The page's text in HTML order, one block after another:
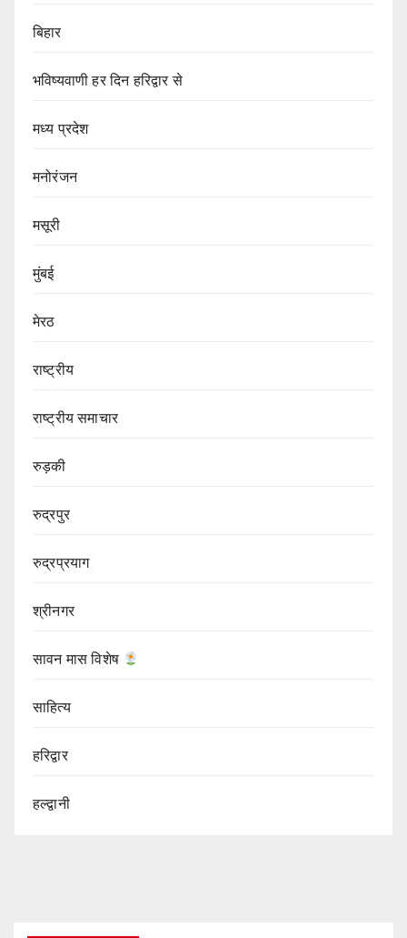
बिहार
भविष्यवाणी हर दिन हरिद्वार से
मध्य प्रदेश
मनोरंजन
मसूरी
मुंबई
मेरठ
राष्ट्रीय
राष्ट्रीय समाचार
रुड़की
रुद्रपुर
रुद्रप्रयाग
श्रीनगर
सावन मास विशेष
साहित्य
हरिद्वार
हल्द्वानी